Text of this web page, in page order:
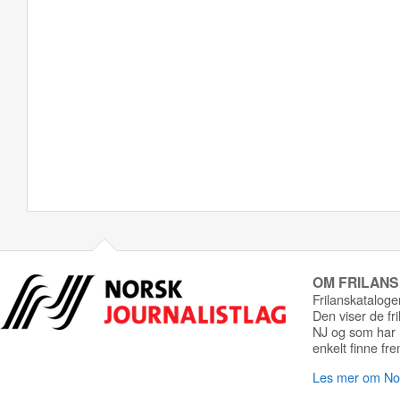
OM
Den viser de
NJ og som
enkelt finne
Les mer om